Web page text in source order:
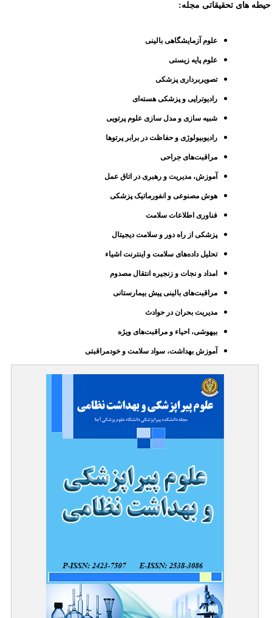
های تحقیقاتی مجله:
علوم آزمایشگاهی بالینی
علوم پایه زیستی
تصویربرداری پزشکی
رادیوتراپی و پزشکی هسته‌ای
شبیه سازی و مدل سازی علوم پرتویی
رادیوبیولوژی و حفاظت در برابر پرتوها
مراقبت‌های جراحی
آموزش، مدیریت و رهبری در اتاق عمل
هوش مصنوعی و انفورماتیک پزشکی
فناوری اطلاعات سلامت
پزشکی از راه دور و سلامت دیجیتال
تحلیل داده‌های سلامت و اینترنت اشیاء
امداد و نجات و زنجیره انتقال مصدوم
مراقبت‌های بالینی پیش بیمارستانی
مدیریت بحران در حوادث
بیهوشی، احیاء و مراقبت‌های ویژه
آموزش بهداشت، سواد سلامت و خودمراقبتی